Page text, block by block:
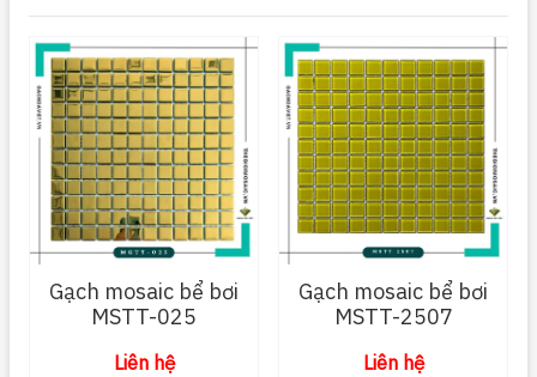
Gạch mosaic bể bơi
MSTT-025
Liên hệ
Gạch mosaic bể bơi
MSTT-2507
Liên hệ